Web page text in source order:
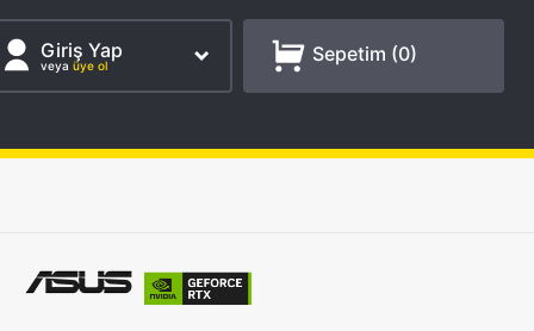
Giriş Yap
veya üye ol Sepetim (0)